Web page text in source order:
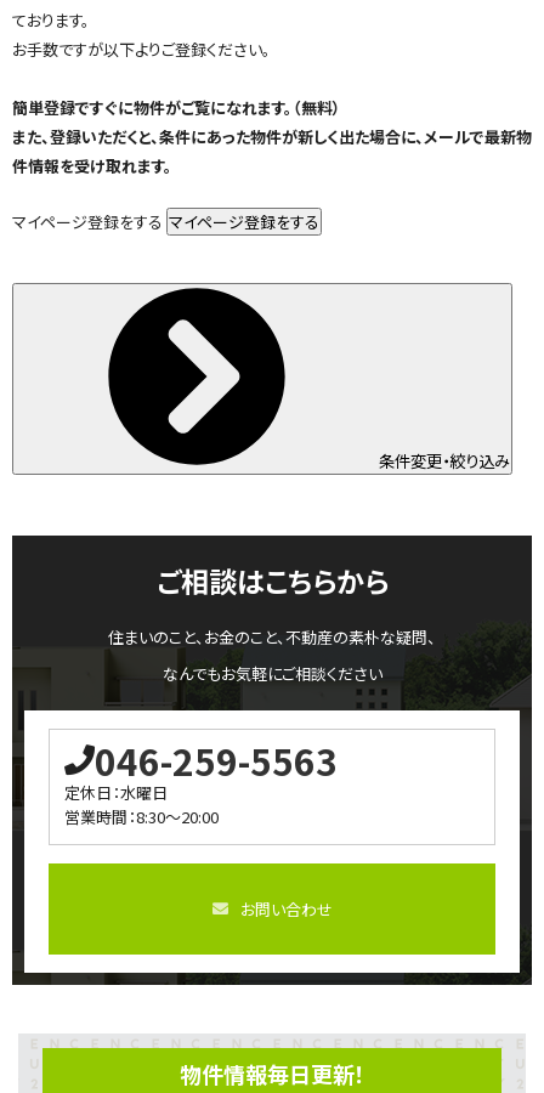
ております。
お手数ですが以下よりご登録ください。
簡単登録ですぐに物件がご覧になれます。（無料）
また、登録いただくと、条件にあった物件が新しく出た場合に、メールで最新物
件情報を受け取れます。
マイページ登録をする
条件変更・絞り込み
ご相談はこちらから
住まいのこと、お金のこと、不動産の素朴な疑問、
なんでもお気軽にご相談ください
046-259-5563
定休日：水曜日
営業時間：8:30～20:00
お問い合わせ
物件情報毎日更新！